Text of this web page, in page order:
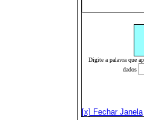
Digite a palavra que
dados
[x] Fechar Janela